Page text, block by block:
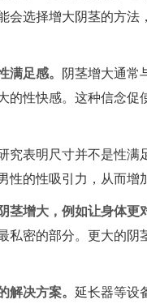
选择增大阴茎的方
满足感。
阴茎增大通常
性快感。这种信念
究表明尺寸并不是性满
的性吸引力，从而增
增大，例如让身体更
密的部分。更大的
解决方案。 延长器等设